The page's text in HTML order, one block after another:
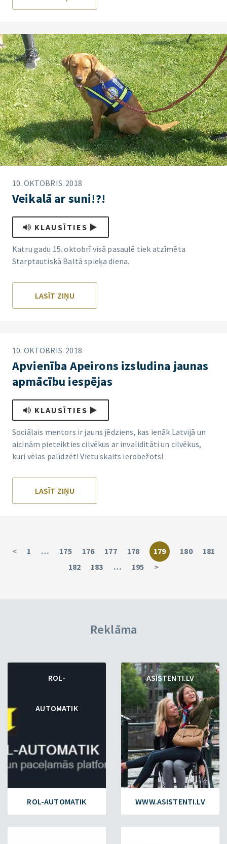
10. OKTOBRIS. 2018
Veikalā ar suni!?!
KLAUSĪTIES
Katru gadu 15. oktobrī visā pasaulē tiek atzīmēta
Starptautiskā Baltā spieķa diena.
LASĪT ZIŅU
10. OKTOBRIS. 2018
Apvienība Apeirons izsludina jaunas
apmācību iespējas
KLAUSĪTIES
Sociālais mentors ir jauns jēdziens, kas ienāk Latvijā un
aicinām pieteikties cilvēkus ar invaliditāti un cilvēkus,
kuri vēlas palīdzēt! Vietu skaits ierobežots!
LASĪT ZIŅU
< 1 … 175 176 177 178 179 180
181
182
183 … 195 >
Reklāma
ROL-
AUTOMATIK
ROL-AUTOMATIK
ASISTENTI.LV
WWW.ASISTENTI.LV